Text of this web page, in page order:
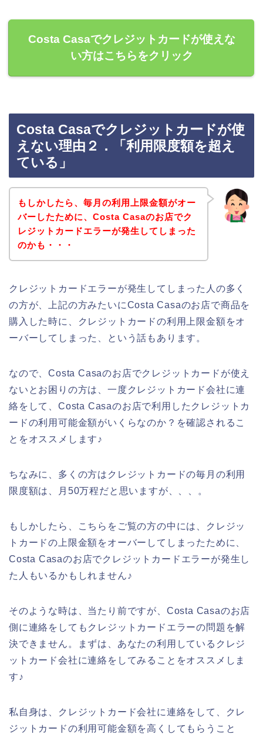
Costa Casaでクレジットカードが使えな
い方はこちらをクリック
Costa Casaでクレジットカードが使
えない理由２．「利用限度額を超え
ている」
もしかしたら、毎月の利用上限金額がオー
バーしたために、Costa Casaのお店でク
レジットカードエラーが発生してしまった
のかも・・・
クレジットカードエラーが発生してしまった人の多く
の方が、上記の方みたいにCosta Casaのお店で商品を
購入した時に、クレジットカードの利用上限金額をオ
ーバーしてしまった、という話もあります。
なので、Costa Casaのお店でクレジットカードが使え
ないとお困りの方は、一度クレジットカード会社に連
絡をして、Costa Casaのお店で利用したクレジットカ
ードの利用可能金額がいくらなのか？を確認されるこ
とをオススメします♪
ちなみに、多くの方はクレジットカードの毎月の利用
限度額は、月50万程だと思いますが、、、。
もしかしたら、こちらをご覧の方の中には、クレジッ
トカードの上限金額をオーバーしてしまったために、
Costa Casaのお店でクレジットカードエラーが発生し
た人もいるかもしれません♪
そのような時は、当たり前ですが、Costa Casaのお店
側に連絡をしてもクレジットカードエラーの問題を解
決できません。まずは、あなたの利用しているクレジ
ットカード会社に連絡をしてみることをオススメしま
す♪
私自身は、クレジットカード会社に連絡をして、クレ
ジットカードの利用可能金額を高くしてもらうこと